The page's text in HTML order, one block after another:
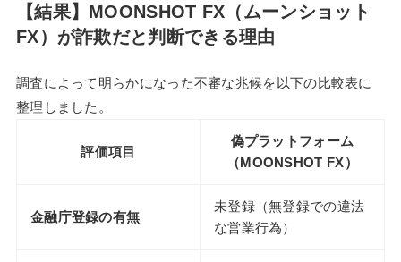
【結果】MOONSHOT FX（ムーンショット
FX）が詐欺だと判断できる理由
調査によって明らかになった不審な兆候を以下の比較表に
整理しました。
評価項目
偽プラットフォーム
（MOONSHOT FX）
金融庁登録の有無
未登録（無登録での違法
な営業行為）